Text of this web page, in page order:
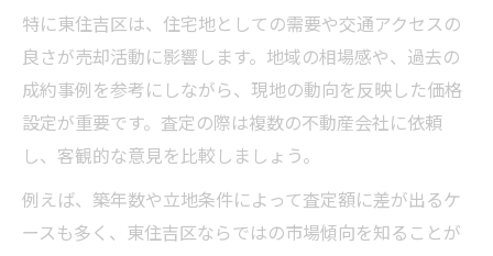
不動産売却における一括査定の利点
複数社比較でトラブルを回避する方法
相場を押さえて最適な売却タイミングを探る
不動産売却における相場の読み方と使い方
売却タイミングを左右する市場動向とは
東住吉区の不動産売却相場を見極める手順
季節ごとの不動産売却のポイント解説
特に東住吉区は、住宅地としての需要や交通アクセスの
良さが売却活動に影響します。地域の相場感や、過去の
成約事例を参考にしながら、現地の動向を反映した価格
設定が重要です。査定の際は複数の不動産会社に依頼
し、客観的な意見を比較しましょう。
例えば、築年数や立地条件によって査定額に差が出るケ
ースも多く、東住吉区ならではの市場傾向を知ることが